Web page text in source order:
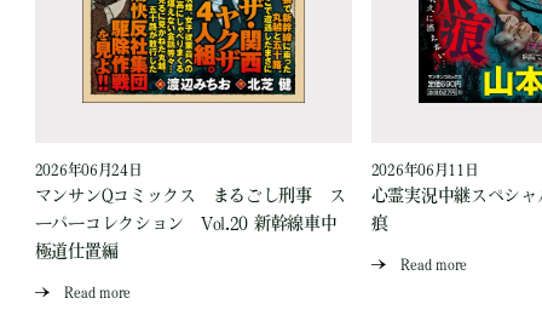
2026年06月24日
マンサンQコミックス まるごし刑事 ス
ーパーコレクション Vol.20 新幹線車中
極道仕置編
Read more
2026年06月11日
心霊実況中継スペシ
痕
Read more